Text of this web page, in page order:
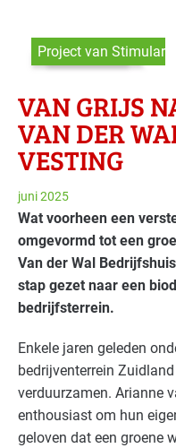
Project van Stimular
VAN GRIJS
VAN DER
VESTING
juni 2025
Wat voorheen een
omgevormd tot een
Van der Wal
stap gezet naar een
bedrijfsterrein.
Enkele jaren geleden
bedrijventerrein
verduurzamen. Arianne
enthousiast om hun
geloven dat een groene